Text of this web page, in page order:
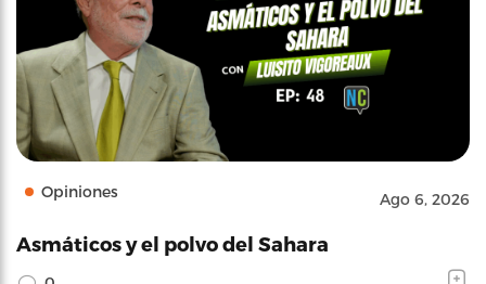
Opiniones Ago 6, 2026
Asmáticos y el polvo del Sahara